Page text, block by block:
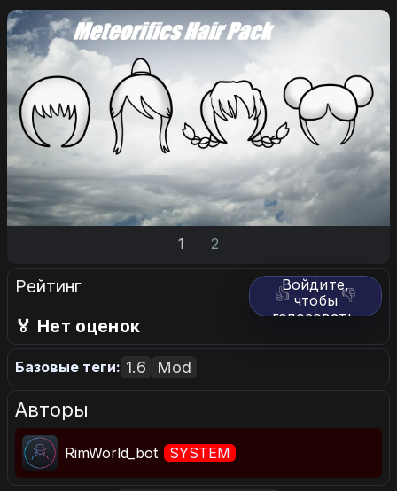
1 2
Рейтинг 👍 👎
Войдите,
чтобы
голосовать.
🏅 Нет оценок
Базовые теги: 1.6 Mod
Авторы
RimWorld_bot SYSTEM